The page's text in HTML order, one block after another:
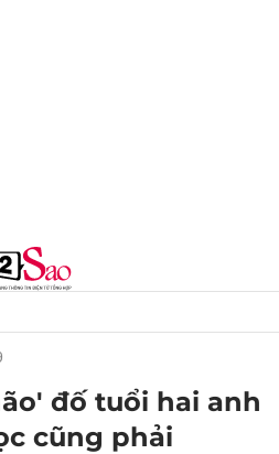
đố tuổi hai anh
cũng phải